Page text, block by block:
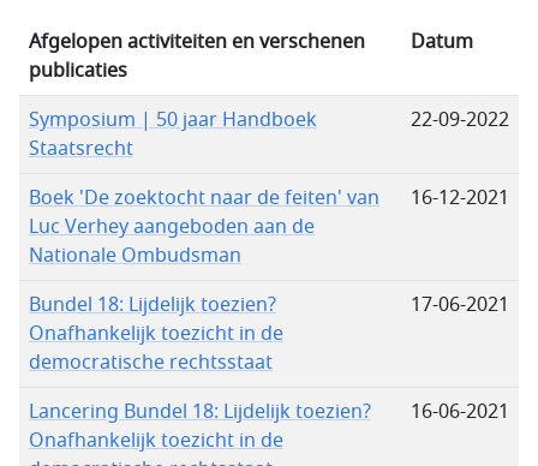
Afgelopen activiteiten en verschenen
publicaties
Datum
Symposium | 50 jaar Handboek
Staatsrecht
22-09-2022
Boek 'De zoektocht naar de feiten' van
Luc Verhey aangeboden aan de
Nationale Ombudsman
16-12-2021
Bundel 18: Lijdelijk toezien?
Onafhankelijk toezicht in de
democratische rechtsstaat
17-06-2021
Lancering Bundel 18: Lijdelijk toezien?
Onafhankelijk toezicht in de
16-06-2021